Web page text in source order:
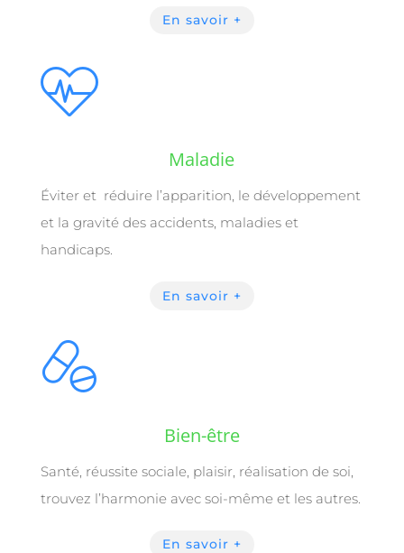
En savoir +
Maladie
Éviter et réduire l’apparition, le développement
et la gravité des accidents, maladies et
handicaps.
En savoir +
Bien-être
Santé, réussite sociale, plaisir, réalisation de soi,
trouvez l’harmonie avec soi-même et les autres.
En savoir +